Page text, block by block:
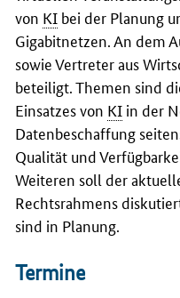
von KI bei der Planung
Gigabitnetzen. An dem
sowie Vertreter aus
beteiligt. Themen sind
Einsatzes von KI in der
Datenbeschaffung
Qualität und
Weiteren soll der
Rechtsrahmens
sind in Planung.
Termine